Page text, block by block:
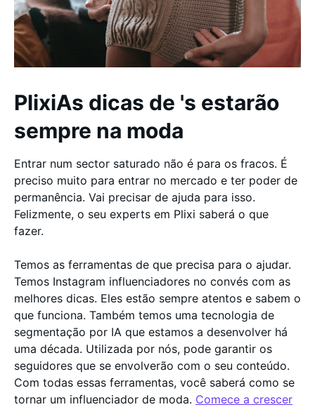
PlixiAs dicas de 's estarão
sempre na moda
Entrar num sector saturado não é para os fracos. É
preciso muito para entrar no mercado e ter poder de
permanência. Vai precisar de ajuda para isso.
Felizmente, o seu experts em Plixi saberá o que
fazer.
Temos as ferramentas de que precisa para o ajudar.
Temos Instagram influenciadores no convés com as
melhores dicas. Eles estão sempre atentos e sabem o
que funciona. Também temos uma tecnologia de
segmentação por IA que estamos a desenvolver há
uma década. Utilizada por nós, pode garantir os
seguidores que se envolverão com o seu conteúdo.
Com todas essas ferramentas, você saberá como se
tornar um influenciador de moda. Comece a crescer